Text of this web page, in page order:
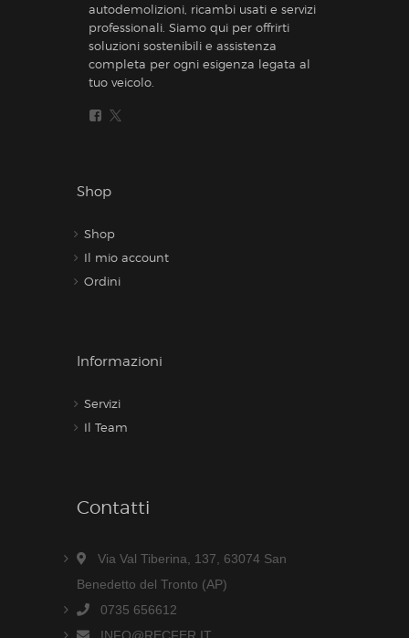
autodemolizioni, ricambi usati e servizi
professionali. Siamo qui per offrirti
soluzioni sostenibili e assistenza
completa per ogni esigenza legata al
tuo veicolo.
Shop
Shop
Il mio account
Ordini
Informazioni
Servizi
Il Team
Contatti
Via Val Tiberina, 137, 63074 San
Benedetto del Tronto (AP)
0735 656612
INFO@RECFER.IT